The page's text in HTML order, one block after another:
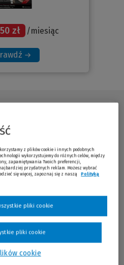
zł /miesiąc
z plików cookie i innych podobnych
wykorzystujemy do różnych celów, między
zapamiętywania Twoich preferencji,
przydatnych reklam. Możesz wybrać
się więcej, zapoznaj się z naszą
Polityką
cookie
pliki cookie
pliki cookie